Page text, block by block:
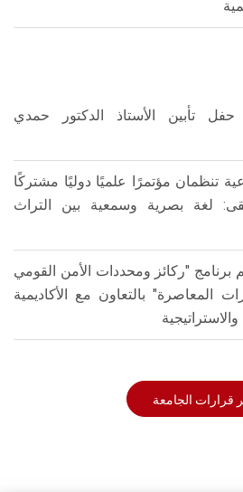
تأبين الأستاذ الدكتور حمدي
تنظمان مؤتمرًا علميًا دوليًا مشتركًا
لغة بصرية وسمعية بين التراث
"ركائز ومحددات الأمن القومي
المعاصرة" بالتعاون مع الأكاديمية
قرارات الجامعة